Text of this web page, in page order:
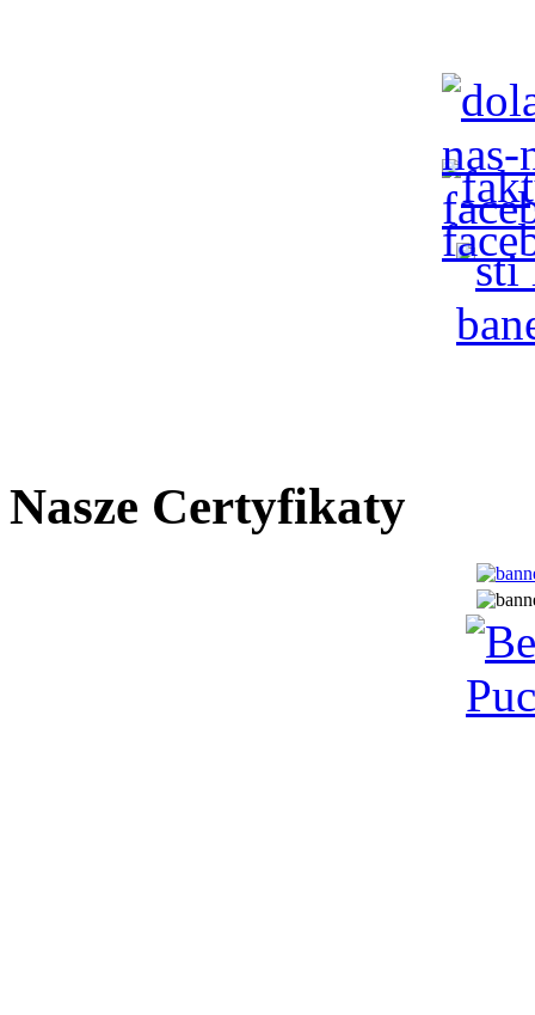
Nasze Certyfikaty